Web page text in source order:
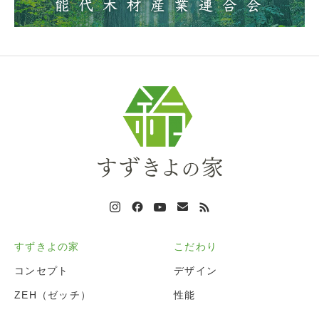
すずきよの家
コンセプト
ZEH（ゼッチ）
こだわり
デザイン
性能